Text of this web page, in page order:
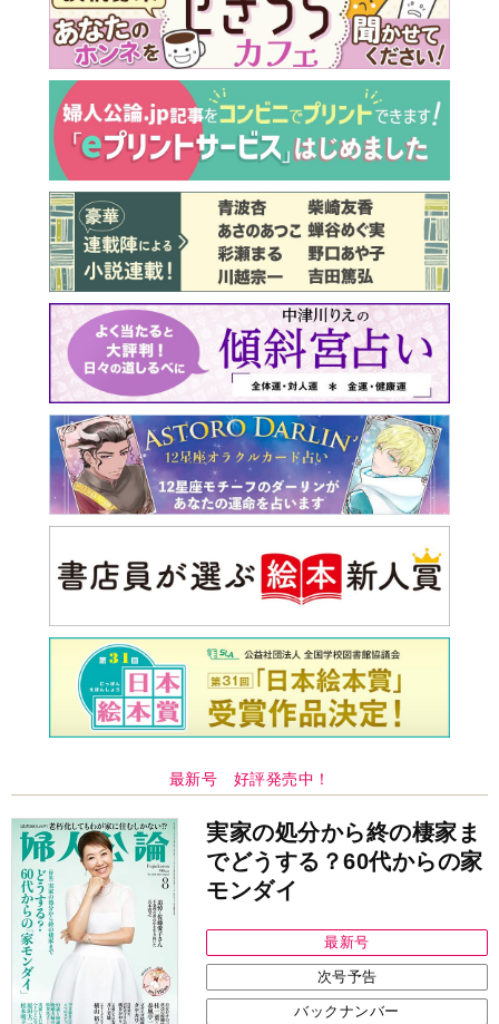
最新号 好評発売中！
実家の処分から終の棲家ま
でどうする？60代からの家
モンダイ
最新号
次号予告
バックナンバー